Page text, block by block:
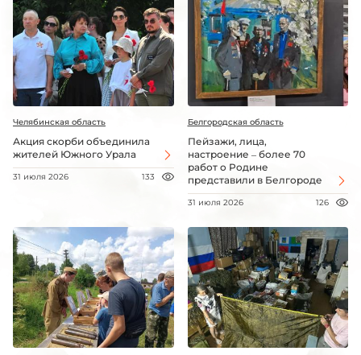
Челябинская область
Акция скорби объединила
жителей Южного Урала
31 июля 2026 133
Белгородская область
Пейзажи, лица,
настроение – более 70
работ о Родине
представили в Белгороде
31 июля 2026 126